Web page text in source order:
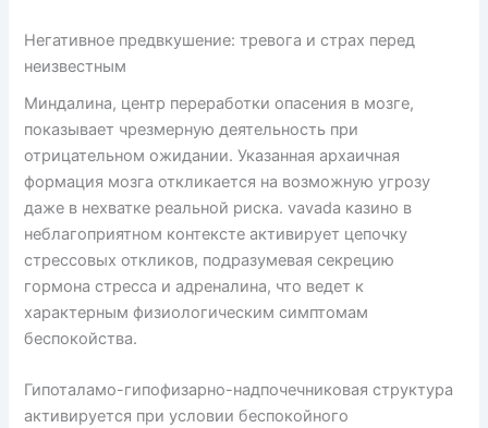
Негативное предвкушение: тревога и страх перед
неизвестным
Миндалина, центр переработки опасения в мозге,
показывает чрезмерную деятельность при
отрицательном ожидании. Указанная архаичная
формация мозга откликается на возможную угрозу
даже в нехватке реальной риска. vavada казино в
неблагоприятном контексте активирует цепочку
стрессовых откликов, подразумевая секрецию
гормона стресса и адреналина, что ведет к
характерным физиологическим симптомам
беспокойства.
Гипоталамо-гипофизарно-надпочечниковая структура
активируется при условии беспокойного